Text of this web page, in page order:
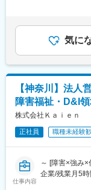
・2ヵ月に1回
の出来事の共
品説明会など
・入社後2ヵ月
ーの習得、事
す。
・福祉用具専
講。もちろん
し、独り立ち
※1ユニット10
5名でサポート
※日々のアク
・フィンラン
・レコードコ
・紅葉狩り、
・流しそうめ
種の職員と連
最初は必ず先
応したりする
処遇手当
与：年2回■社
ダー年収465
り、選考を通
当を含めた表
気に
【神奈川】法人
障害福祉・D&I
株式会社Ｋａｉｅｎ
正社員 職種未経験
仕事内容
～ [障害×強み
企業/残業月5